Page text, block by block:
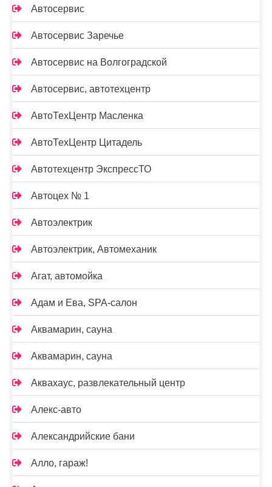
Автосервис
Автосервис Заречье
Автосервис на Волгоградской
Автосервис, автотехцентр
АвтоТехЦентр Масленка
АвтоТехЦентр Цитадель
Автотехцентр ЭкспрессТО
Автоцех № 1
Автоэлектрик
Автоэлектрик, Автомеханик
Агат, автомойка
Адам и Ева, SPA-салон
Аквамарин, сауна
Аквамарин, сауна
Аквахаус, развлекательный центр
Алекс-авто
Александрийские бани
Алло, гараж!